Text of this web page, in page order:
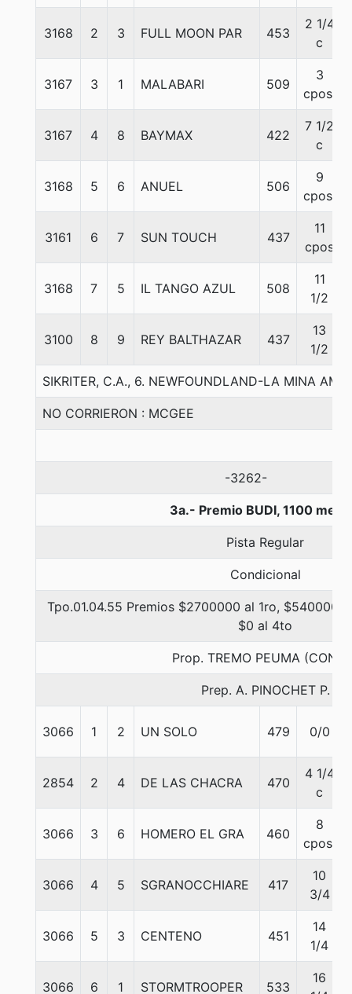
3168 2 3 FULL MOON PAR 453
2 1/4
c
3167 3 1 MALABARI 509
3
cpos.
3167 4 8 BAYMAX 422
7 1/2
c
3168 5 6 ANUEL 506
9
cpos.
3161 6 7 SUN TOUCH 437
11
cpos
3168 7 5 IL TANGO AZUL 508
11
1/2
3100 8 9 REY BALTHAZAR 437
13
1/2
SIKRITER, C.A., 6. NEWFOUNDLAND-LA MINA
NO CORRIERON : MCGEE
-3262-
3a.- Premio BUDI, 1100
Pista Regular
Condicional
Tpo.01.04.55 Premios $2700000 al 1ro, $540000
$0 al 4to
Prop. TREMO PEUMA
Prep. A. PINOCHET P.
3066 1 2 UN SOLO 479 0/0
2854 2 4 DE LAS CHACRA 470
4 1/4
c
3066 3 6 HOMERO EL GRA 460
8
cpos.
3066 4 5 SGRANOCCHIARE 417
10
3/4
3066 5 3 CENTENO 451
14
1/4
3066 6 1 STORMTROOPER 533
16